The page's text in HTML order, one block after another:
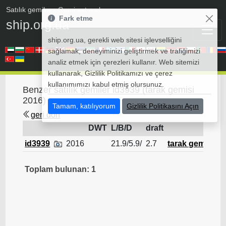
Satılık gemiler• Gemi satın al
ship.org.ua
Benzer satılık gemiler id3939 (tarak gemisi
2016)
geri dön
DWT
L/B/D draft
id3939
2016 21.9/5.9/ 2.7 tarak gemisi
Toplam bulunan: 1
Fark etme
ship.org.ua, gerekli web sitesi işlevselliğini
sağlamak, deneyiminizi geliştirmek ve trafiğimizi
analiz etmek için çerezleri kullanır. Web sitemizi
kullanarak, Gizlilik Politikamızı ve çerez
kullanımımızı kabul etmiş olursunuz.
Tamam, katılıyorum Gizlilik Politikasını Açın